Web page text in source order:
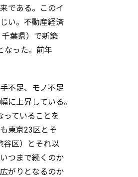
である。このイ
い。不動産経済
葉県）で新築
なった。前年
不足、モノ不足
に上昇している。
っていることを
東京23区とそ
谷区）とそれ以
つまで続くのか
がりとなるのか